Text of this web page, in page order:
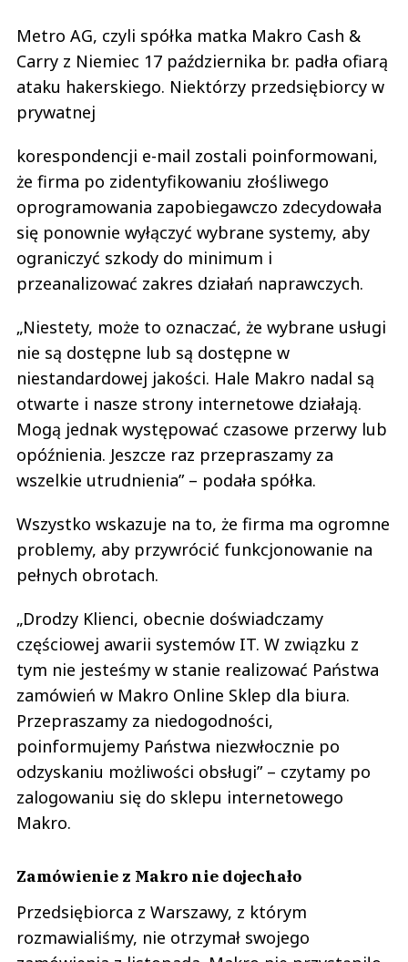
Metro AG, czyli spółka matka Makro Cash &
Carry z Niemiec 17 października br. padła ofiarą
ataku hakerskiego. Niektórzy przedsiębiorcy w
prywatnej
korespondencji e-mail zostali poinformowani,
że firma po zidentyfikowaniu złośliwego
oprogramowania zapobiegawczo zdecydowała
się ponownie wyłączyć wybrane systemy, aby
ograniczyć szkody do minimum i
przeanalizować zakres działań naprawczych.
„Niestety, może to oznaczać, że wybrane usługi
nie są dostępne lub są dostępne w
niestandardowej jakości. Hale Makro nadal są
otwarte i nasze strony internetowe działają.
Mogą jednak występować czasowe przerwy lub
opóźnienia. Jeszcze raz przepraszamy za
wszelkie utrudnienia” – podała spółka.
Wszystko wskazuje na to, że firma ma ogromne
problemy, aby przywrócić funkcjonowanie na
pełnych obrotach.
„Drodzy Klienci, obecnie doświadczamy
częściowej awarii systemów IT. W związku z
tym nie jesteśmy w stanie realizować Państwa
zamówień w Makro Online Sklep dla biura.
Przepraszamy za niedogodności,
poinformujemy Państwa niezwłocznie po
odzyskaniu możliwości obsługi” – czytamy po
zalogowaniu się do sklepu internetowego
Makro.
Zamówienie z Makro nie dojechało
Przedsiębiorca z Warszawy, z którym
rozmawialiśmy, nie otrzymał swojego